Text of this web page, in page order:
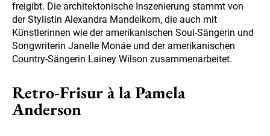
freigibt. Die architektonische Inszenierung stammt von
der Stylistin Alexandra Mandelkorn, die auch mit
Künstlerinnen wie der amerikanischen Soul-Sängerin und
Songwriterin Janelle Monáe und der amerikanischen
Country-Sängerin Lainey Wilson zusammenarbeitet.
Retro-Frisur à la Pamela
Anderson